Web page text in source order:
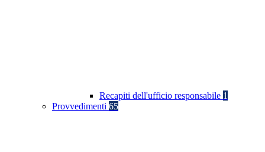
Recapiti dell'ufficio responsabile 1
Provvedimenti 65